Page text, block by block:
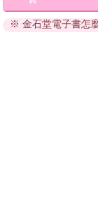
配時都要做出困難
功的基本問題就來
退換貨須知：
因版權保護，
※ 金石堂電子書怎